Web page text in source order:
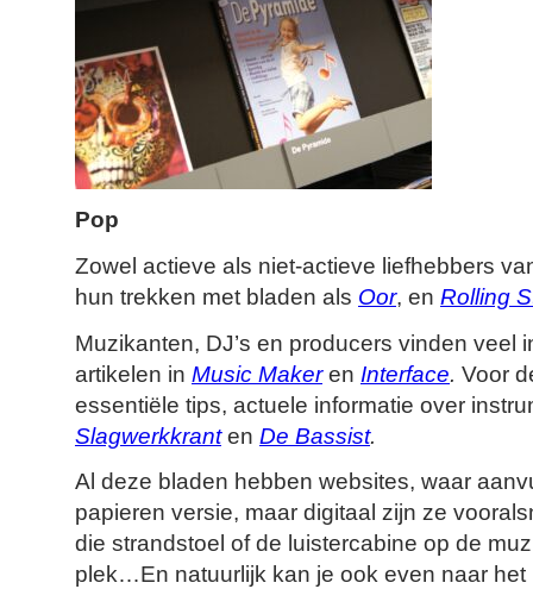
Pop
Zowel actieve als niet-actieve liefhebbers
hun trekken met bladen als Oor, en Rolling
Muzikanten, DJ’s en producers vinden veel
artikelen in Music Maker en Interface. Voor
essentiële tips, actuele informatie over
Slagwerkkranten De Bassist.
Al deze bladen hebben websites, waar
papieren versie, maar digitaal zijn ze
die strandstoel of de luistercabine op de
plek…En natuurlijk kan je ook even naar het